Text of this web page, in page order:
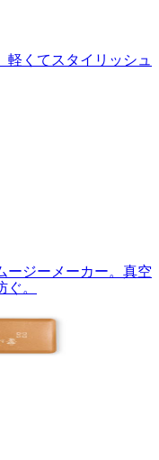
軽くてスタイリッシュ
ージーメーカー。真空
。